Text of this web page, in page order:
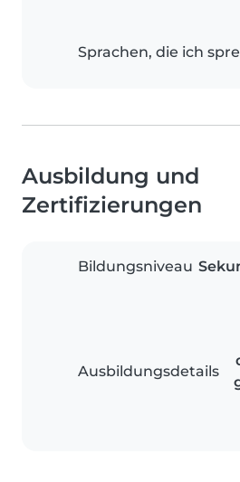
Sprachen, die ich
Ausbildung und
Zertifizierungen
Bildungsniveau
Ausbildungsdetails